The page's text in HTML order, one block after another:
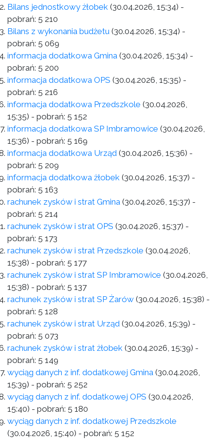
Bilans jednostkowy żłobek (30.04.2026, 15:34) -
pobrań: 5 210
Bilans z wykonania budżetu (30.04.2026, 15:34) -
pobrań: 5 069
informacja dodatkowa Gmina (30.04.2026, 15:34) -
pobrań: 5 200
informacja dodatkowa OPS (30.04.2026, 15:35) -
pobrań: 5 216
informacja dodatkowa Przedszkole (30.04.2026,
15:35) - pobrań: 5 152
informacja dodatkowa SP Imbramowice (30.04.2026,
15:36) - pobrań: 5 169
informacja dodatkowa Urząd (30.04.2026, 15:36) -
pobrań: 5 209
informacja dodatkowa żłobek (30.04.2026, 15:37) -
pobrań: 5 163
rachunek zysków i strat Gmina (30.04.2026, 15:37) -
pobrań: 5 214
rachunek zysków i strat OPS (30.04.2026, 15:37) -
pobrań: 5 173
rachunek zysków i strat Przedszkole (30.04.2026,
15:38) - pobrań: 5 177
rachunek zysków i strat SP Imbramowice (30.04.2026,
15:38) - pobrań: 5 137
rachunek zysków i strat SP Żarów (30.04.2026, 15:38) -
pobrań: 5 128
rachunek zysków i strat Urząd (30.04.2026, 15:39) -
pobrań: 5 073
rachunek zysków i strat żłobek (30.04.2026, 15:39) -
pobrań: 5 149
wyciąg danych z inf. dodatkowej Gmina (30.04.2026,
15:39) - pobrań: 5 252
wyciąg danych z inf. dodatkowej OPS (30.04.2026,
15:40) - pobrań: 5 180
wyciąg danych z inf. dodatkowej Przedszkole
(30.04.2026, 15:40) - pobrań: 5 152